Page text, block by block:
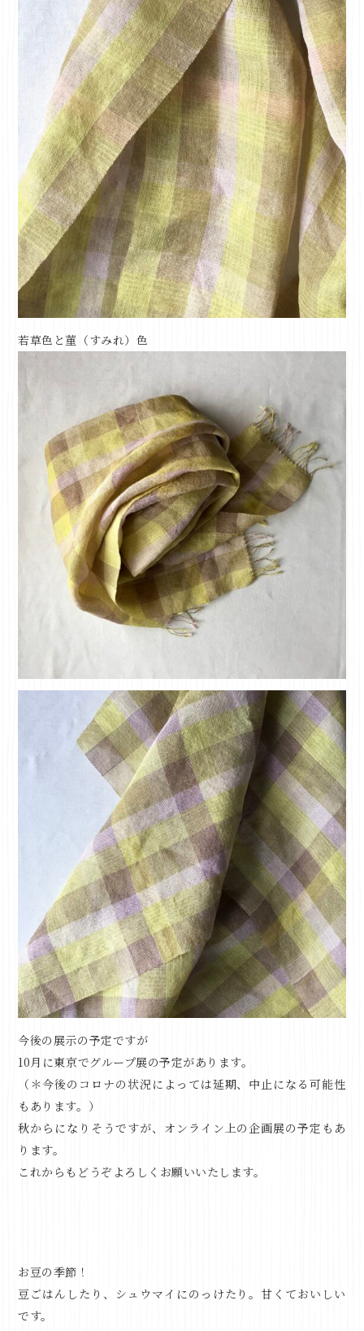
若草色と菫（すみれ）色
今後の展示の予定ですが
10月に東京でグループ展の予定があります。
（＊今後のコロナの状況によっては延期、中止になる可能性
もあります。）
秋からになりそうですが、オンライン上の企画展の予定もあ
ります。
これからもどうぞよろしくお願いいたします。
お豆の季節！
豆ごはんしたり、シュウマイにのっけたり。甘くておいしい
です。